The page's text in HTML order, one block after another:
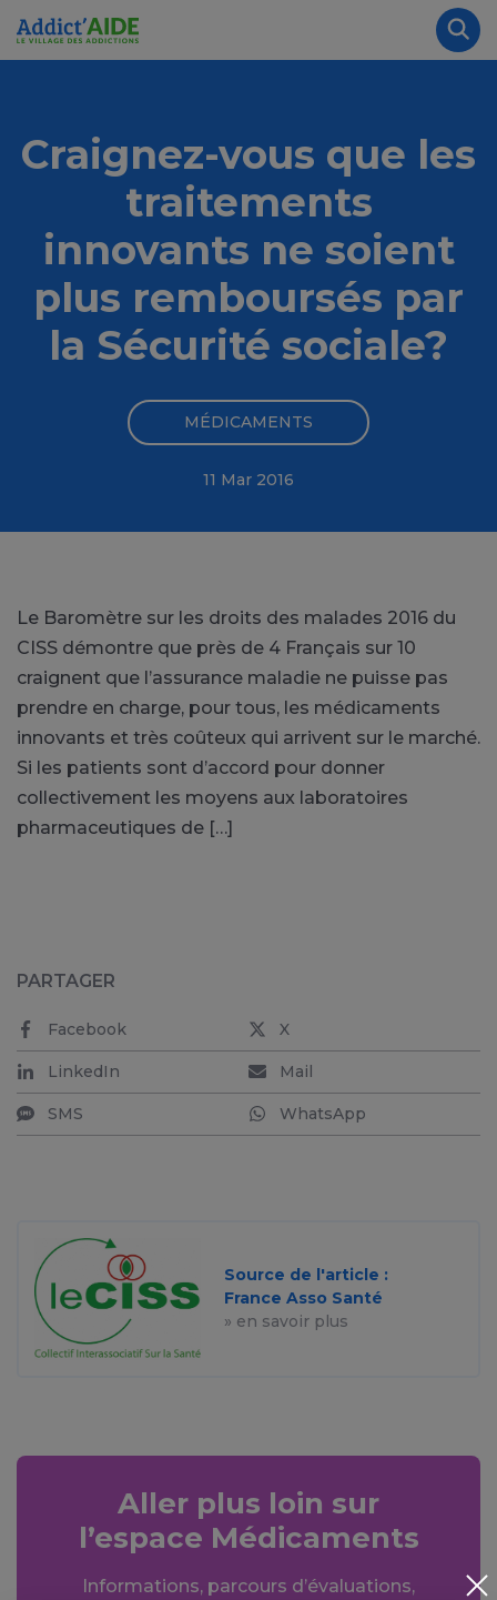
Aller au contenu principal
Craignez-vous que les
traitements
innovants ne soient
plus remboursés par
la Sécurité sociale?
MÉDICAMENTS
11 Mar 2016
Le Baromètre sur les droits des malades 2016 du
CISS démontre que près de 4 Français sur 10
craignent que l’assurance maladie ne puisse pas
prendre en charge, pour tous, les médicaments
innovants et très coûteux qui arrivent sur le marché.
Si les patients sont d’accord pour donner
collectivement les moyens aux laboratoires
pharmaceutiques de […]
PARTAGER
Facebook X
LinkedIn Mail
SMS WhatsApp
Source de l'article :
France Asso Santé
» en savoir plus
Aller plus loin sur
l’espace Médicaments
Informations, parcours d’évaluations,
Panneau de gestion des cookies